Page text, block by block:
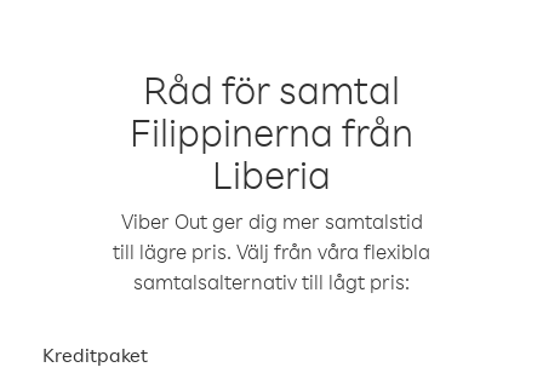
Råd för samtal
Filippinerna från
Liberia
Viber Out ger dig mer samtalstid
till lägre pris. Välj från våra flexibla
samtalsalternativ till lågt pris:
Kreditpaket